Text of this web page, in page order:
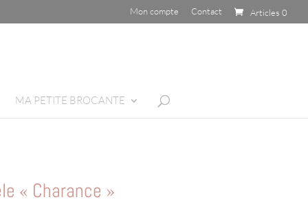
Mon compte Contact Articles 0
MA PETITE BROCANTE
« Charance »